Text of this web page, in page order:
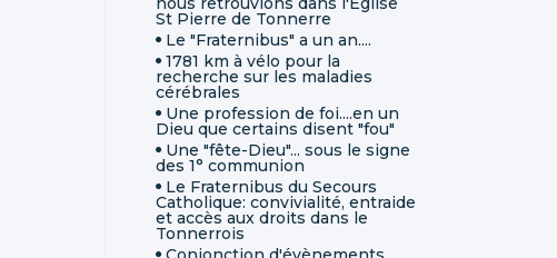
St Pierre de Tonnerre
Le "Fraternibus" a un an....
1781 km à vélo pour la
recherche sur les maladies
cérébrales
Une profession de foi....en un
Dieu que certains disent "fou"
Une "fête-Dieu"... sous le signe
des 1° communion
Le Fraternibus du Secours
Catholique: convivialité, entraide
et accès aux droits dans le
Tonnerrois